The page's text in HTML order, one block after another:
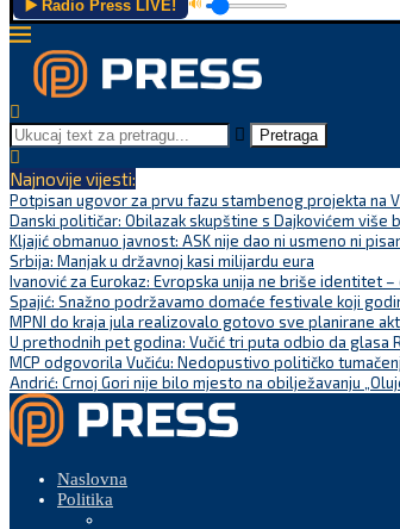
▶️ Radio Press LIVE! 🔊
Pretraga
Najnovije vijesti:
Potpisan ugovor za prvu fazu stambenog projekta na
Danski političar: Obilazak skupštine s Dajkovićem više
Kljajić obmanuo javnost: ASK nije dao ni usmeno ni
Srbija: Manjak u državnoj kasi milijardu eura
Ivanović za Eurokaz: Evropska unija ne briše identitet –
Spajić: Snažno podržavamo domaće festivale koji
MPNI do kraja jula realizovalo gotovo sve planirane
U prethodnih pet godina: Vučić tri puta odbio da glasa
MCP odgovorila Vučiću: Nedopustivo političko
Andrić: Crnoj Gori nije bilo mjesto na obilježavanju
Naslovna
Politika